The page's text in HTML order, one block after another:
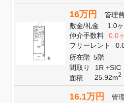
16万円 管理
敷金/礼金 1.0
仲介手数料
0.0
フリーレント
所在階 5階
間取り
1R +SIC
面積
25.92m2
16.1万円 管